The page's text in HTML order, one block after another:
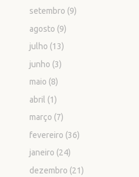
setembro (9)
agosto (9)
julho (13)
junho (3)
maio (8)
abril (1)
março (7)
fevereiro (36)
janeiro (24)
dezembro (21)